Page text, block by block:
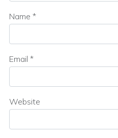
Name *
Email *
Website